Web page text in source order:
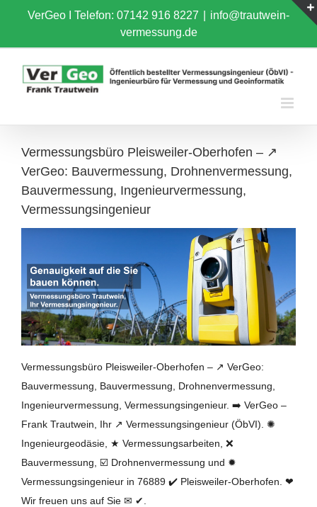
content
VerGeo I Telefon: 07142 916 8227
info@trautwein-
vermessung.de
Vermessungsbüro Pleisweiler-Oberhofen – ↗️
VerGeo: Bauvermessung, Drohnenvermessung,
Bauvermessung, Ingenieurvermessung,
Vermessungsingenieur
Vermessungsbüro Pleisweiler-Oberhofen – ↗️ VerGeo:
Bauvermessung, Bauvermessung, Drohnenvermessung,
Ingenieurvermessung, Vermessungsingenieur. ➡️ VerGeo –
Frank Trautwein, Ihr ↗️ Vermessungsingenieur (ÖbVI). ✺
Ingenieurgeodäsie, ★ Vermessungsarbeiten, ❌
Bauvermessung, ☑️ Drohnenvermessung und ✹
Vermessungsingenieur in 76889 ✔️ Pleisweiler-Oberhofen. ❤
Wir freuen uns auf Sie ✉ ✔.